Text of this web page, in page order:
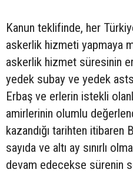
Kanun teklifinde, her
askerlik hizmeti yapmaya
askerlik hizmet süresinin
yedek subay ve yedek
Erbaş ve erlerin istekli
amirlerinin olumlu
kazandığı tarihten itibaren
sayıda ve altı ay sınırlı
devam edecekse sürenin